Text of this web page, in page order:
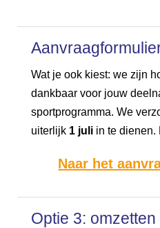
Wat je ook kiest: we zijn
dankbaar voor jouw
sportprogramma. We
uiterlijk 1 juliin te dienen.
Naar het
Optie 3: